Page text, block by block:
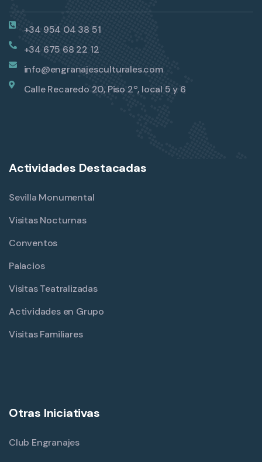
+34 954 04 38 51
+34 675 68 22 12
info@engranajesculturales.com
Calle Recaredo 20, Piso 2º, local 5 y 6
Actividades Destacadas
Sevilla Monumental
Visitas Nocturnas
Conventos
Palacios
Visitas Teatralizadas
Actividades en Grupo
Visitas Familiares
Otras Iniciativas
Club Engranajes